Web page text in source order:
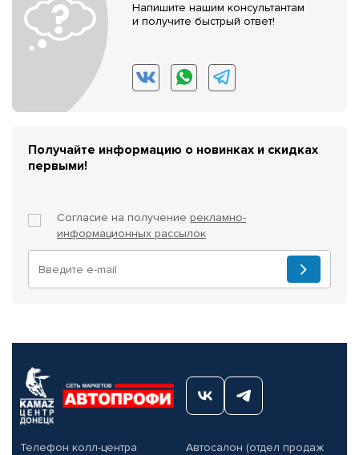
Напишите нашим консультантам
и получите быстрый ответ!
Получайте информацию о новинках и скидках
первыми!
Согласие на получение рекламно-
информационных рассылок
Телефон колл-центра
Автосалон (отдел продаж